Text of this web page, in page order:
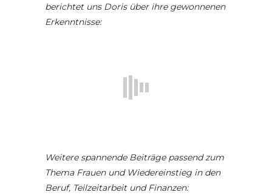
berichtet uns Doris über ihre gewonnenen
Erkenntnisse:
Weitere spannende Beiträge passend zum
Thema Frauen und Wiedereinstieg in den
Beruf, Teilzeitarbeit und Finanzen: